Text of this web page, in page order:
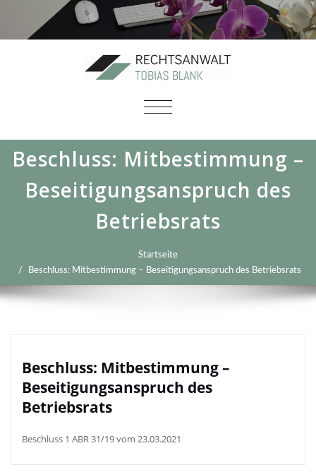
SCHALTE
Beschluss: Mitbestimmung –
Beseitigungsanspruch des
Betriebsrats
Startseite
Beschluss: Mitbestimmung – Beseitigungsanspruch des Betriebsrats
Beschluss: Mitbestimmung –
Beseitigungsanspruch des
Betriebsrats
Beschluss 1 ABR 31/19 vom 23.03.2021